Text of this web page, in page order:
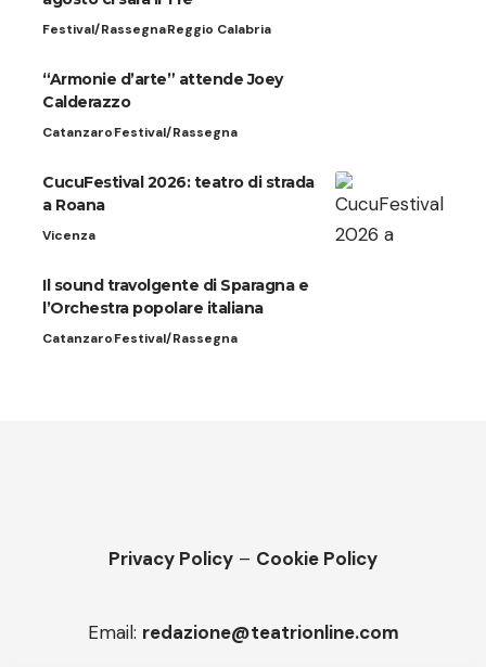
Festival/RassegnaReggio Calabria
“Armonie d’arte” attende Joey
Calderazzo
CatanzaroFestival/Rassegna
CucuFestival 2026: teatro di strada
a Roana
Vicenza
Il sound travolgente di Sparagna e
l’Orchestra popolare italiana
CatanzaroFestival/Rassegna
Privacy Policy – Cookie Policy
Email: redazione@teatrionline.com